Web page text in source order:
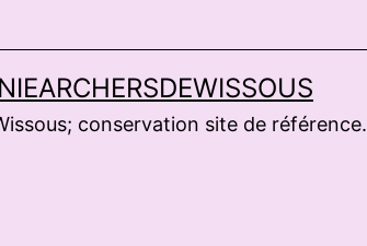
conservation site de référence.